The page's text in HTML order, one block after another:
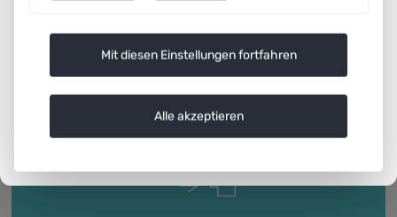
Mit diesen Einstellungen fortfahren
Alle akzeptieren